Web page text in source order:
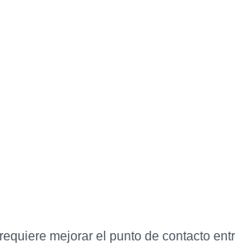
mejorar el punto de contacto